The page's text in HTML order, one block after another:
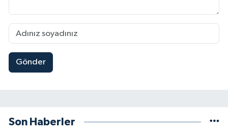
Gönder
Son Haberler